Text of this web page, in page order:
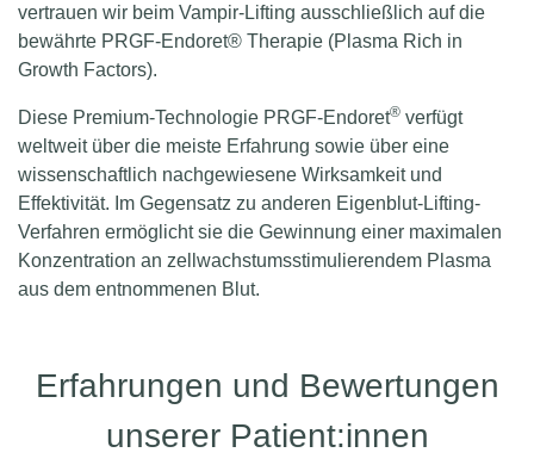
vertrauen wir beim Vampir-Lifting ausschließlich auf die
bewährte PRGF-Endoret® Therapie (Plasma Rich in
Growth Factors).
Diese Premium-Technologie PRGF-Endoret® verfügt
weltweit über die meiste Erfahrung sowie über eine
wissenschaftlich nachgewiesene Wirksamkeit und
Effektivität. Im Gegensatz zu anderen Eigenblut-Lifting-
Verfahren ermöglicht sie die Gewinnung einer maximalen
Konzentration an zellwachstumsstimulierendem Plasma
aus dem entnommenen Blut.
Erfahrungen und Bewertungen
unserer Patient:innen